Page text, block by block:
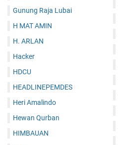
Gunung Raja Lubai
H MAT AMIN
H. ARLAN
Hacker
HDCU
HEADLINEPEMDES
Heri Amalindo
Hewan Qurban
HIMBAUAN